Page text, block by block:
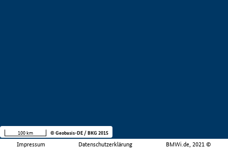
Impressum Datenschutzerklärung BMWi.de, 2021 ©
100 km © Geobasis-DE / BKG 2015